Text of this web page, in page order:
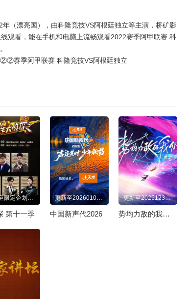
（漂亮国），由科隆竞技VS阿根廷独立等主演，桥矿影
观看，能在手机和电脑上流畅观看2022赛季阿甲联赛 科
赛季阿甲联赛 科隆竞技VS阿根廷独立
更新至限定企划第3期
第十一季
更新至20260102先导片
中国新声代2026
更新至20251230精编特辑
势均力敌的我们 第二季